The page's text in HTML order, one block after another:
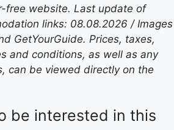
free website. Last update of
links: 08.08.2026 / Images
GetYourGuide. Prices, taxes,
and conditions, as well as any
can be viewed directly on the
be interested in this